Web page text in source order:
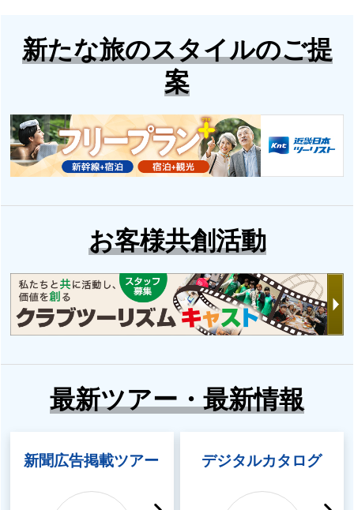
マレーシア特集
新たな旅のスタイルのご提
案
お客様共創活動
最新ツアー・最新情報
新聞広告掲載ツアー デジタルカタログ